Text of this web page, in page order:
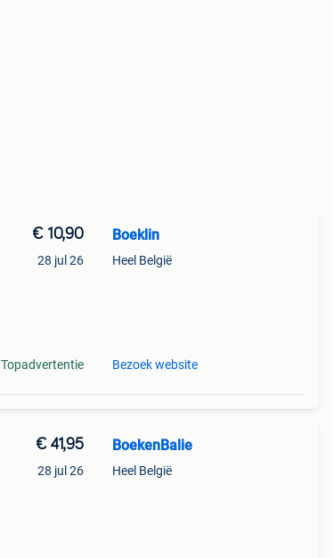
€ 10,90
28 jul 26
Topadvertentie
Boeklin
Heel België
Bezoek website
€ 41,95
28 jul 26
BoekenBalie
Heel België